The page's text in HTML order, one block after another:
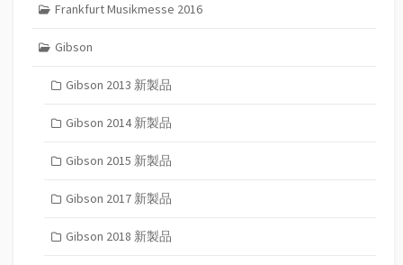
Frankfurt Musikmesse 2016
Gibson
Gibson 2013 新製品
Gibson 2014 新製品
Gibson 2015 新製品
Gibson 2017 新製品
Gibson 2018 新製品